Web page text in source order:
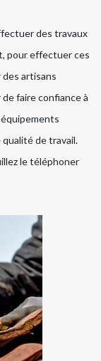
des travaux
pour effectuer ces
artisans
faire confiance à
de travail.
le téléphoner